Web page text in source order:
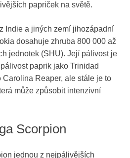
papriček na světě.
Indie a jiných zemí jihozápadní
dosahuje zhruba 800 000 až
jednotek (SHU). Její pálivost je
paprik jako Trinidad
Carolina Reaper, ale stále je to
může způsobit intenzivní
Scorpion
jednou z nejpálivějších